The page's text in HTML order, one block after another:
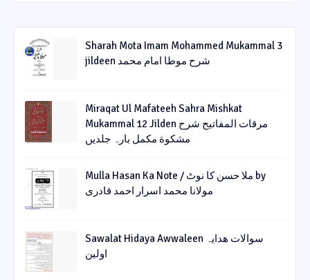
Sharah Mota Imam Mohammed Mukammal 3
jildeen شرح موطا امام محمد
Miraqat Ul Mafateeh Sahra Mishkat
Mukammal 12 Jilden مرقات المفاتیح شرح
مشکوة مکمل بارہ جلدیں
Mulla Hasan Ka Note / ملا حسن کا نوٹ by
مولانا محمد اسرار احمد قادری
Sawalat Hidaya Awwaleen سوالات ھدایہ
اولین